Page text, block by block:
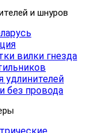
и шнуров
вилки гнезда
удлинителей
без провода